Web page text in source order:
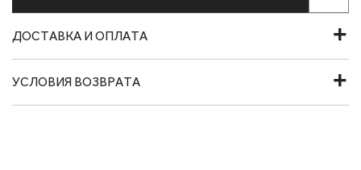
ДОСТАВКА И ОПЛАТА
УСЛОВИЯ ВОЗВРАТА